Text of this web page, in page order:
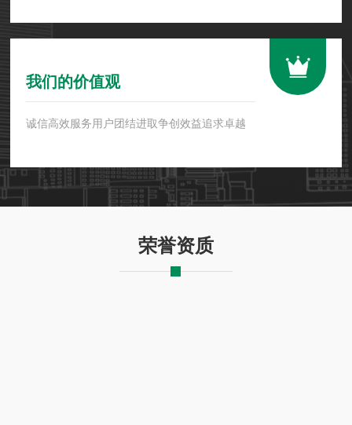
我们的价值观
诚信高效服务用户团结进取争创效益追求卓越
荣誉资质